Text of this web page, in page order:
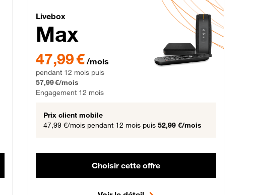
Engagement 12 mois
Livebox Max Fibre
Livebox
Max
47,99 € par mois pendant 12 mois puis 57,99 € par mois,
47,99 € /mois
pendant 12 mois puis
57,99 €/mois
Engagement 12 mois
Prix client mobile
47,99 €/mois pendant 12 mois puis 52,99 €/mois
Choisir cette offre